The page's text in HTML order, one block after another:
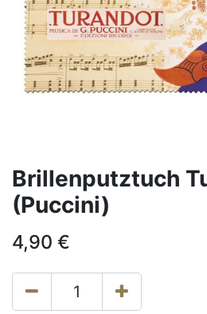
Brillenputztuch
(Puccini)
4,90 €